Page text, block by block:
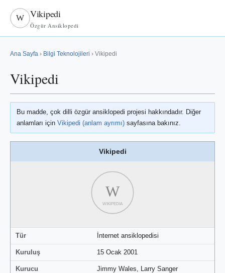
W Vikipedi
Özgür Ansiklopedi
Ana Sayfa › Bilgi Teknolojileri › Vikipedi
Vikipedi
Bu madde, çok dilli özgür ansiklopedi projesi hakkındadır. Diğer
anlamları için Vikipedi (anlam ayrımı) sayfasına bakınız.
Vikipedi
W
WIKIPEDIA
Tür İnternet ansiklopedisi
Kuruluş 15 Ocak 2001
Kurucu Jimmy Wales, Larry Sanger